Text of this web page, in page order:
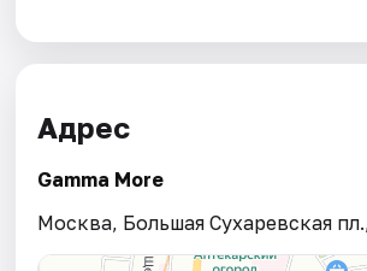
Адрес
Gamma More
Москва, Большая Сухаревская